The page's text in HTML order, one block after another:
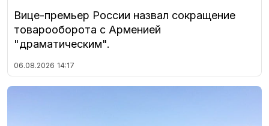
Вице-премьер России назвал сокращение
товарооборота с Арменией
"драматическим".
06.08.2026 14:17